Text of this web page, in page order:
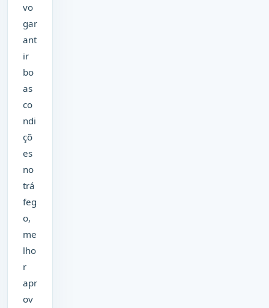
vo
gar
ant
ir
bo
as
co
ndi
çõ
es
no
trá
feg
o,
me
lho
r
apr
ov